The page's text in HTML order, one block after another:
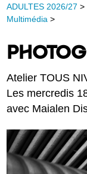
ADULTES 2026/27 >
Multimédia >
Atelier TOUS
Les mercredis
avec Maialen